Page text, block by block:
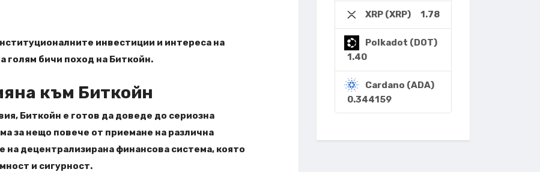
инвестиции и интереса на
голям бичи поход на Биткойн.
към Биткойн
Биткойн е готов да доведе до сериозна
за нещо повече от приемане на различна
на децентрализирана финансова система, която
и сигурност.
XRP (XRP) 1.78
Polkadot (DOT)
1.40
Cardano (ADA)
0.344159